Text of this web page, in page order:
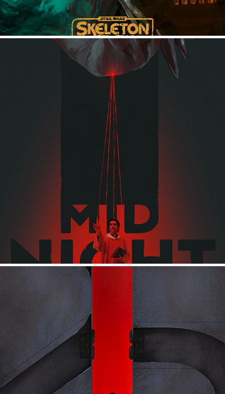
MIDNIGHT MASS
PHANTOM MENACE 25TH ANNIVERSARY